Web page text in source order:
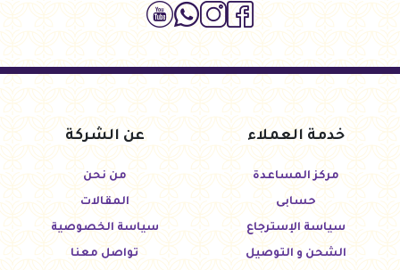
خدمة العملاء
مركز المساعدة
حسابى
سياسة الإسترجاع
الشحن و التوصيل
عن الشركة
من نحن
المقالات
سياسة الخصوصية
تواصل معنا